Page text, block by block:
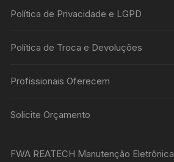
Política de Privacidade e LGPD
Política de Troca e Devoluções
Profissionais Oferecem
Solicite Orçamento
FWA REATECH Manutenção Eletrônica